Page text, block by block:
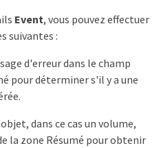
Event, vous pouvez effectuer
suivantes :
d'erreur dans le champ
pour déterminer s'il y a une
dans ce cas un volume,
la zone Résumé pour obtenir